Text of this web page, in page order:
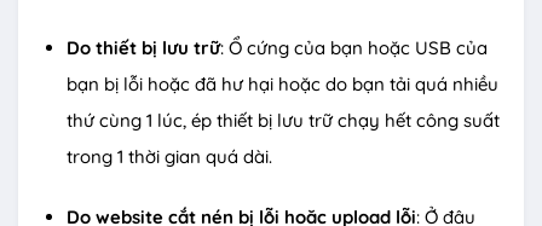
Do thiết bị lưu trữ: Ổ cứng của bạn hoặc USB của
bạn bị lỗi hoặc đã hư hại hoặc do bạn tải quá nhiều
thứ cùng 1 lúc, ép thiết bị lưu trữ chạy hết công suất
trong 1 thời gian quá dài.
Do website cắt nén bị lỗi hoăc upload lỗi: Ở đâu